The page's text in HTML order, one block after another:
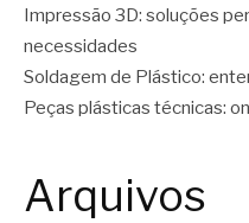
Impressão 3D: soluções
necessidades
Soldagem de Plástico:
Peças plásticas técnicas:
Arquivos